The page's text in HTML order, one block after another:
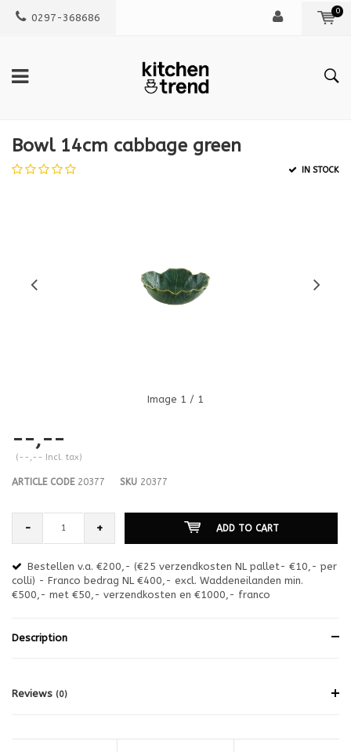
0297-368686
0
Bowl 14cm cabbage green
IN STOCK
Image 1 / 1
--,--
(--,-- Incl. tax)
ARTICLE CODE20377 SKU 20377
- + ADD TO CART
Bestellen v.a. €200,- (€25 verzendkosten NL pallet- €10,- per
colli) - Franco bedrag NL €400,- excl. Waddeneilanden min.
€500,- met €50,- verzendkosten en €1000,- franco
Description
Reviews (0)